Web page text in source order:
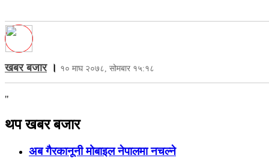
खबर बजार। १० माघ २०७८, सोमबार १५:१८
"
थप खबर बजार
अब गैरकानूनी मोबाइल नेपालमा नचल्ने